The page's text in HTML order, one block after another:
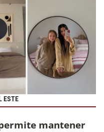
ESTE
mantener